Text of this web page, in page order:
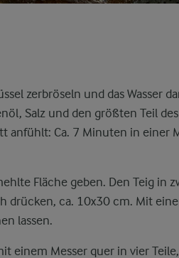
zerbröseln und das Wasser
Salz und den größten Teil
anfühlt: Ca. 7 Minuten in einer
Fläche geben. Den Teig in
drücken, ca. 10x30 cm. Mit
lassen.
einem Messer quer in vier